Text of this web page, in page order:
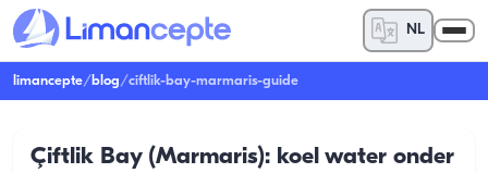
NL
limancepte/blog/ciftlik-bay-marmaris-guide
Çiftlik Bay (Marmaris): koel water onder